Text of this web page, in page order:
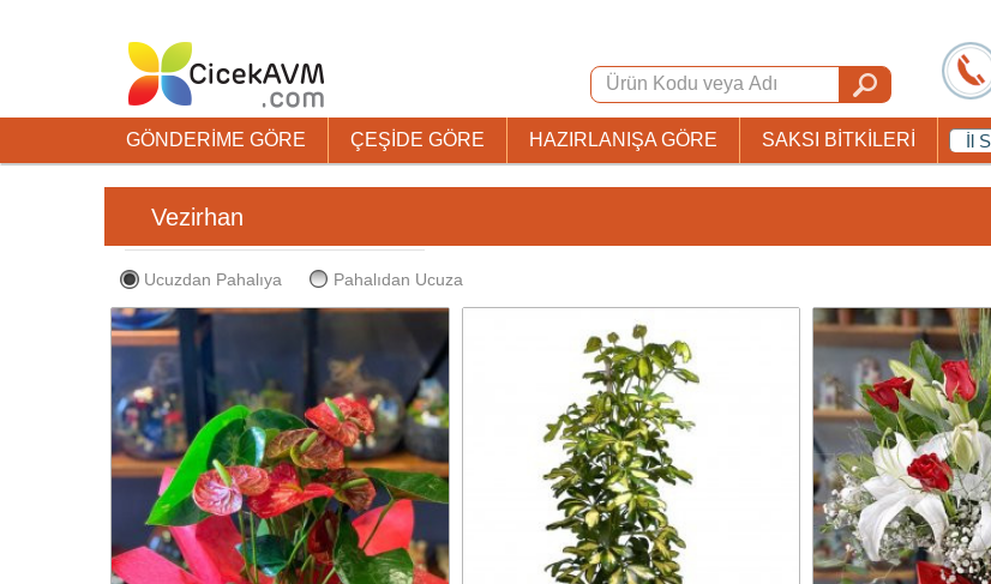
GÖNDERİME GÖRE ÇEŞİDE GÖRE HAZIRLANIŞA GÖRE SAKSI BİTKİLERİ
Vezirhan
Ucuzdan Pahalıya Pahalıdan Ucuza